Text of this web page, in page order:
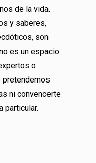
de la vida.
y saberes,
son
es un espacio
o
pretendemos
ni convencerte
particular.